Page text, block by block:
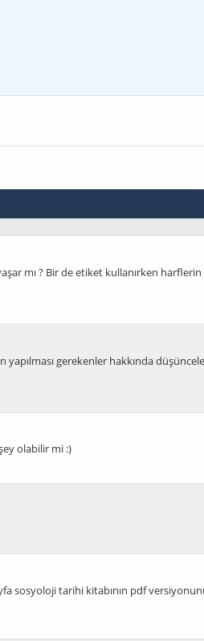
mı ? Bir de etiket kullanırken
gerekenler hakkında
olabilir mi :)
sosyoloji tarihi kitabının pdf